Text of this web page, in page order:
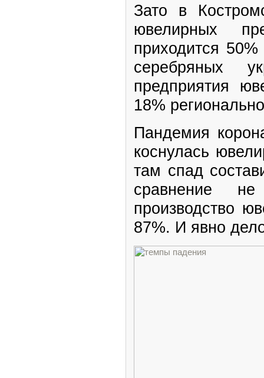
Зато в
ювелирных
приходится
серебряных
предприятия
18%
Пандемия
коснулась
там спад
сравнение
производство
87%. И явно